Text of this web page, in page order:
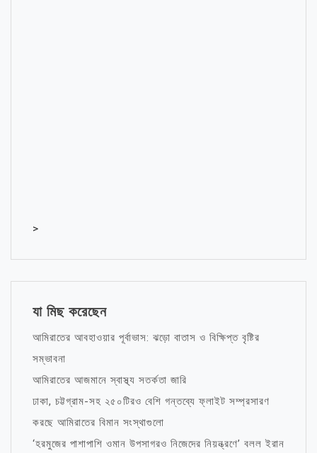
>
যা মিছ করেছেন
আমিরাতের আবহাওয়ার পূর্বাভাস: ঝড়ো বাতাস ও বিক্ষিপ্ত বৃষ্টির
সম্ভাবনা
আমিরাতের আজমানে স্বাস্থ্য সতর্কতা জারি
ঢাকা, চট্টগ্রাম-সহ ২৫০টিরও বেশি গন্তব্যে ফ্লাইট সম্প্রসারণ
করছে আমিরাতের বিমান সংস্থাগুলো
‘হরমুজের পাশাপাশি ওমান উপসাগরও নিজেদের নিয়ন্ত্রণে’ বলল ইরান